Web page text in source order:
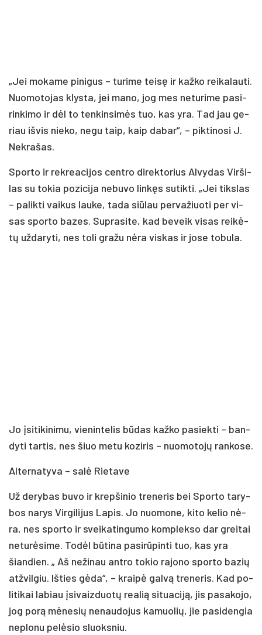
„Jei mo­ka­me pi­ni­gus – tu­ri­me tei­sę ir kaž­ko rei­ka­lau­ti.
Nuo­mo­to­jas klys­ta, jei ma­no, jog mes ne­tu­ri­me pa­si­
rin­ki­mo ir dėl to ten­kin­si­mės tuo, kas yra. Tad jau ge­
riau iš­vis nie­ko, ne­gu taip, kaip da­bar“, – pik­ti­no­si J.
Nek­ra­šas.
Spor­to ir rek­rea­ci­jos cent­ro di­rek­to­rius Al­vy­das Vir­ši­
las su to­kia po­zi­ci­ja ne­bu­vo lin­kęs su­tik­ti. „Jei tiks­las
– pa­lik­ti vai­kus lau­ke, ta­da siū­lau per­va­žiuo­ti per vi­
sas spor­to ba­zes. Sup­ra­si­te, kad be­veik vi­sas rei­kė­
tų už­da­ry­ti, nes to­li gra­žu nė­ra vis­kas ir jo­se to­bu­la.
Jo įsi­ti­ki­ni­mu, vie­nin­te­lis bū­das kaž­ko pa­siek­ti – ban­
dy­ti tar­tis, nes šiuo me­tu ko­zi­ris – nuo­mo­to­jų ran­ko­se.
Al­ter­na­ty­va – sa­lė Rie­ta­ve
Už de­ry­bas bu­vo ir krep­ši­nio tre­ne­ris bei Spor­to ta­ry­
bos na­rys Vir­gi­li­jus La­pis. Jo nuo­mo­ne, ki­to ke­lio nė­
ra, nes spor­to ir svei­ka­tin­gu­mo komp­lek­so dar grei­tai
ne­tu­rė­si­me. To­dėl bū­ti­na pa­si­rū­pin­ti tuo, kas yra
šian­dien. „ Aš ne­ži­nau ant­ro to­kio ra­jo­no spor­to ba­zių
at­žvil­giu. Iš­ties gė­da“, – krai­pė gal­vą tre­ne­ris. Kad po­
li­ti­kai la­biau įsi­vaiz­duo­tų rea­lią si­tua­ci­ją, jis pa­sa­ko­jo,
jog po­rą mė­ne­sių ne­nau­do­jus ka­muo­lių, jie pa­si­den­gia
ne­plo­nu pe­lė­sio sluoks­niu.